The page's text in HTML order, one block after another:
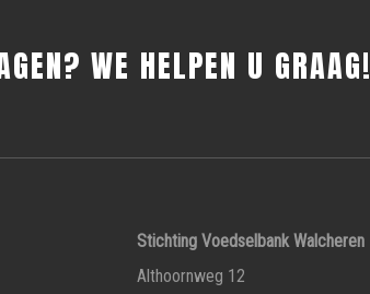
WE HELPEN U GRAAG!
Stichting Voedselbank Walcheren
Althoornweg 12